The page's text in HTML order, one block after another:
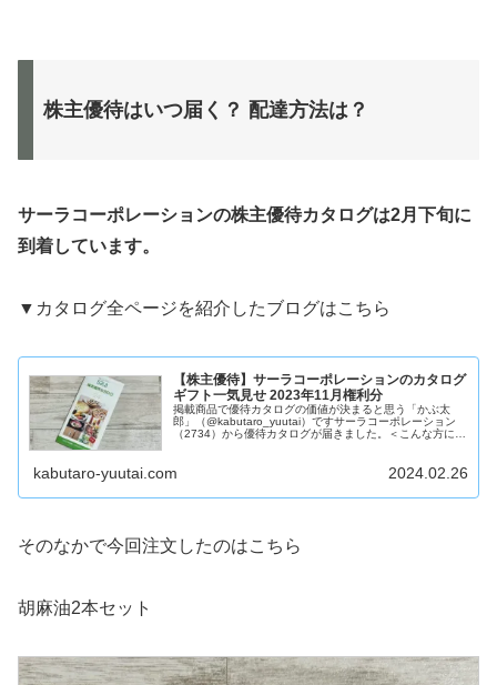
株主優待はいつ届く？ 配達方法は？
サーラコーポレーションの株主優待カタログは2月下旬に
到着しています。
▼カタログ全ページを紹介したブログはこちら
【株主優待】サーラコーポレーションのカタログ
ギフト一気見せ 2023年11月権利分
掲載商品で優待カタログの価値が決まると思う「かぶ太
郎」（@kabutaro_yuutai）ですサーラコーポレーション
（2734）から優待カタログが届きました。＜こんな方にお
kabutaro-yuutai.com 2024.02.26
そのなかで今回注文したのはこちら
胡麻油2本セット